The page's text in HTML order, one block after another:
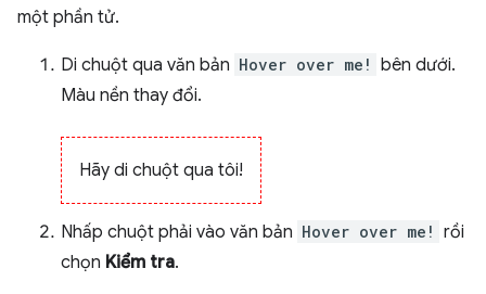
một phần tử.
Di chuột qua văn bản Hover over me! bên dưới.
Màu nền thay đổi.
Hãy di chuột qua tôi!
Nhấp chuột phải vào văn bản Hover over me! rồi
chọn Kiểm tra.